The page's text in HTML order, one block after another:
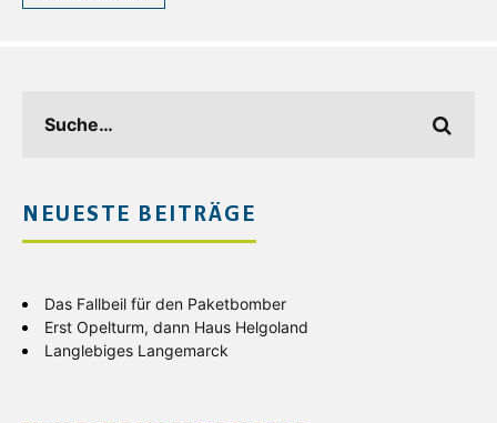
NEUESTE BEITRÄGE
Das Fallbeil für den Paketbomber
Erst Opelturm, dann Haus Helgoland
Langlebiges Langemarck